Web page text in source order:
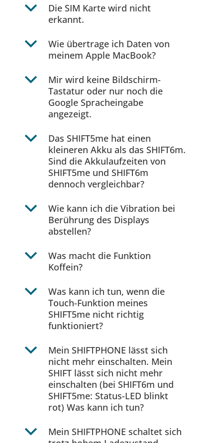
b
Die SIM Karte wird nicht
erkannt.
b
Wie übertrage ich Daten von
meinem Apple MacBook?
b
Mir wird keine Bildschirm-
Tastatur oder nur noch die
Google Spracheingabe
angezeigt.
b
Das SHIFT5me hat einen
kleineren Akku als das SHIFT6m.
Sind die Akkulaufzeiten von
SHIFT5me und SHIFT6m
dennoch vergleichbar?
b
Wie kann ich die Vibration bei
Berührung des Displays
abstellen?
b
Was macht die Funktion
Koffein?
b
Was kann ich tun, wenn die
Touch-Funktion meines
SHIFT5me nicht richtig
funktioniert?
b
Mein SHIFTPHONE lässt sich
nicht mehr einschalten. Mein
SHIFT lässt sich nicht mehr
einschalten (bei SHIFT6m und
SHIFT5me: Status-LED blinkt
rot) Was kann ich tun?
b
Mein SHIFTPHONE schaltet sich